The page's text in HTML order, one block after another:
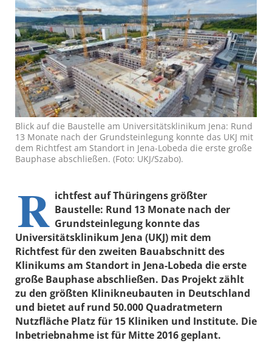
Blick auf die Baustelle am Universitätsklinikum Jena: Rund
13 Monate nach der Grundsteinlegung konnte das UKJ mit
dem Richtfest am Standort in Jena-Lobeda die erste große
Bauphase abschließen. (Foto: UKJ/Szabo).
R ichtfest auf Thüringens größter
Baustelle: Rund 13 Monate nach der
Grundsteinlegung konnte das
Universitätsklinikum Jena (UKJ) mit dem
Richtfest für den zweiten Bauabschnitt des
Klinikums am Standort in Jena-Lobeda die erste
große Bauphase abschließen. Das Projekt zählt
zu den größten Klinikneubauten in Deutschland
und bietet auf rund 50.000 Quadratmetern
Nutzfläche Platz für 15 Kliniken und Institute. Die
Inbetriebnahme ist für Mitte 2016 geplant.